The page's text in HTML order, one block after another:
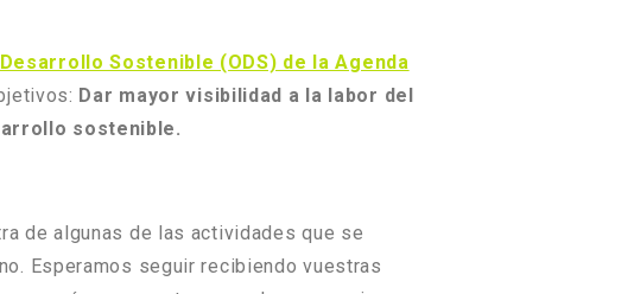
Sostenible (ODS) de la Agenda
Dar mayor visibilidad a la labor del
sostenible.
de algunas de las actividades que se
Esperamos seguir recibiendo vuestras